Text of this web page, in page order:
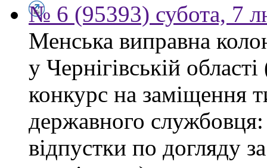
№ 6 (95393) субота, 7
Менська виправна
у Чернігівській
конкурс на заміщення
державного
відпустки по догляду